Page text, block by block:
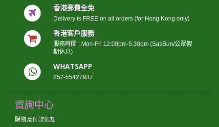
香港郵費全免
Delivery is FREE on all orders (for Hong Kong only)
香港客戶服務
服務時間 : Mon-Fri 12:00pm-5:30pm (Sat/Sun/公眾假
期休息)
WHATSAPP
852-55427937
資詢中心
購物及付款須知